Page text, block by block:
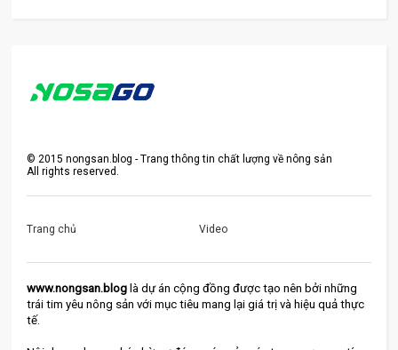
©2015 nongsan.blog - Trang thông tin chất lượng về nông sản
All rights reserved.
Trang chủ Video
www.nongsan.blog là dự án cộng đồng được tạo nên bởi những
trái tim yêu nông sản với mục tiêu mang lại giá trị và hiệu quả thực
tế.